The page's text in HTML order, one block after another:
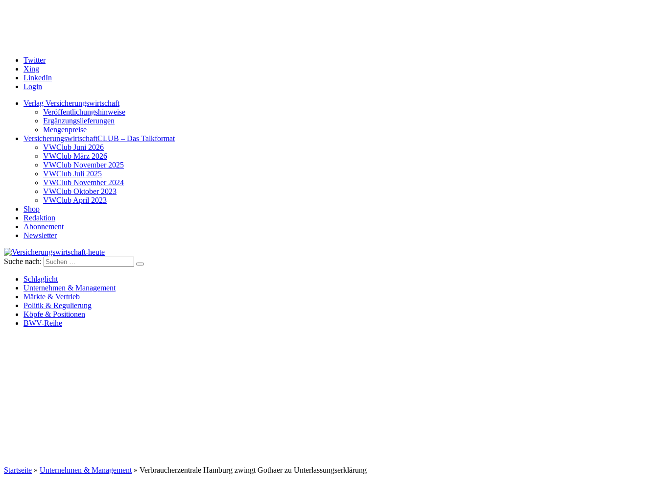
Twitter
Xing
LinkedIn
Login
Verlag Versicherungswirtschaft
Veröffentlichungshinweise
Ergänzungslieferungen
Mengenpreise
VersicherungswirtschaftCLUB – Das Talkformat
VWClub Juni 2026
VWClub März 2026
VWClub November 2025
VWClub Juli 2025
VWClub November 2024
VWClub Oktober 2023
VWClub April 2023
Shop
Redaktion
Abonnement
Newsletter
Versicherungswirtschaft-heute
Suche nach:
Schlaglicht
Unternehmen & Management
Märkte & Vertrieb
Politik & Regulierung
Köpfe & Positionen
BWV-Reihe
Startseite » Unternehmen & Management » Verbraucherzentrale Hamburg zwingt Gothaer zu Unterlassungserklärung